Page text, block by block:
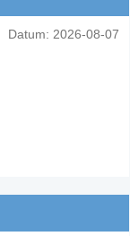
Datum: 2026-08-07